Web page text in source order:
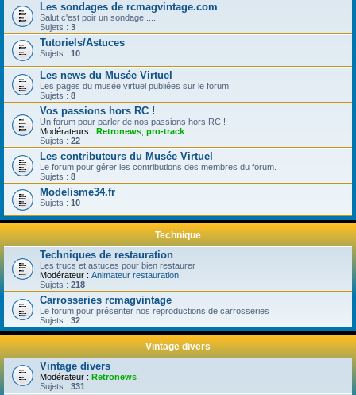
Les sondages de rcmagvintage.com
Salut c'est poir un sondage ....
Sujets : 3
Tutoriels/Astuces
Sujets : 10
Les news du Musée Virtuel
Les pages du musée virtuel publiées sur le forum
Sujets : 8
Vos passions hors RC !
Un forum pour parler de nos passions hors RC !
Modérateurs : Retronews, pro-track
Sujets : 22
Les contributeurs du Musée Virtuel
Le forum pour gérer les contributions des membres du forum.
Sujets : 8
Modelisme34.fr
Sujets : 10
Technique
Techniques de restauration
Les trucs et astuces pour bien restaurer
Modérateur : Animateur restauration
Sujets : 218
Carrosseries rcmagvintage
Le forum pour présenter nos reproductions de carrosseries
Sujets : 32
Vintage divers
Vintage divers
Modérateur : Retronews
Sujets : 331